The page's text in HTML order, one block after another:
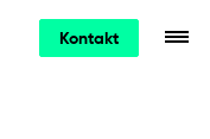
Kontakt